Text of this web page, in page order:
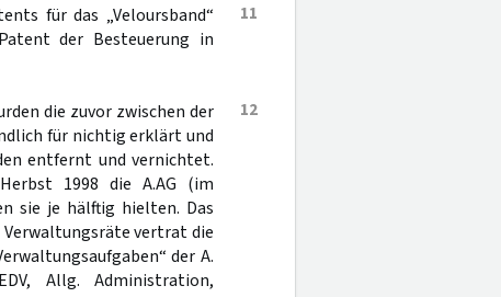
11
für das „Veloursband“
der Besteuerung in
12
die zuvor zwischen der
für nichtig erklärt und
entfernt und vernichtet.
1998 die A.AG (im
sie je hälftig hielten. Das
Verwaltungsräte vertrat die
der A.
Allg. Administration,